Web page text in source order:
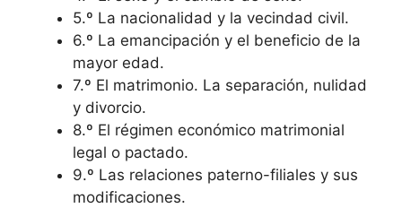
5.º La nacionalidad y la vecindad civil.
6.º La emancipación y el beneficio de la
mayor edad.
7.º El matrimonio. La separación, nulidad
y divorcio.
8.º El régimen económico matrimonial
legal o pactado.
9.º Las relaciones paterno-filiales y sus
modificaciones.